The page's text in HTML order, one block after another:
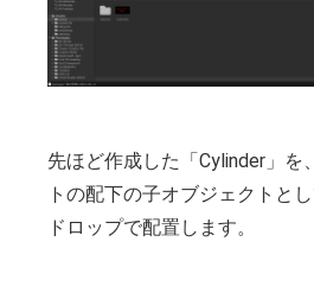
先ほど作成した「Cylinder」を
トの配下の子オブジェクトと
ドロップで配置します。